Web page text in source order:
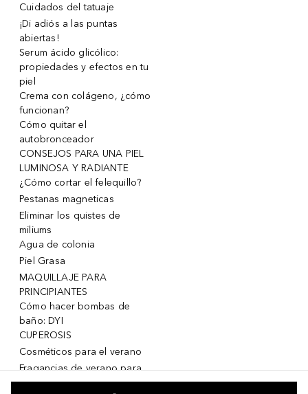
Cuidados del tatuaje
¡Di adiós a las puntas
abiertas!
Serum ácido glicólico:
propiedades y efectos en tu
piel
Crema con colágeno, ¿cómo
funcionan?
Cómo quitar el
autobronceador
CONSEJOS PARA UNA PIEL
LUMINOSA Y RADIANTE
¿Cómo cortar el felequillo?
Pestanas magneticas
Eliminar los quistes de
miliums
Agua de colonia
Piel Grasa
MAQUILLAJE PARA
PRINCIPIANTES
Cómo hacer bombas de
baño: DYI
CUPEROSIS
Cosméticos para el verano
Fragancias de verano para
mujeres